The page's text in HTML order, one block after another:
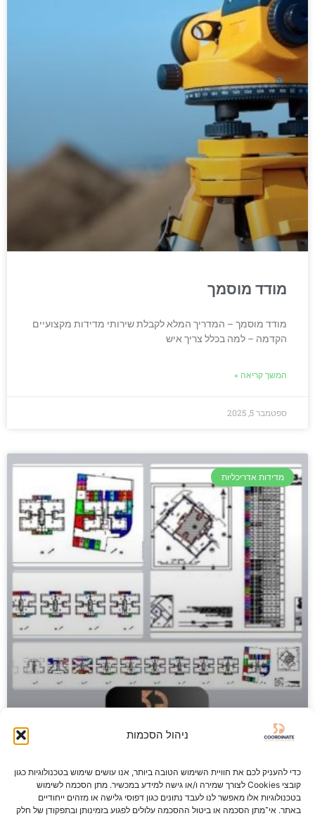
ניהול הסכמות
כדי להעניק לכם את חוויית השימוש הטובה ביותר, אנו עושים שימוש בטכנולוגיות כגון
קובצי Cookies לצורך שמירה ו/או גישה למידע במכשיר. מתן הסכמה לשימוש
בטכנולוגיות אלו מאפשר לנו לעבד נתונים כגון דפוסי גלישה או מזהים ייחודיים
באתר. אי־מתן הסכמה או ביטול ההסכמה עלולים לפגוע בזמינותן ובתפקודן של חלק
מודד מוסמך
מודד מוסמך – המדריך המלא לקבלת שירותי מדידות מקצועיים
הקדמה – למה בכלל צריך איש
המשך קריאה »
ספטמבר 5, 2025
מדידות אדריכליות
תשריט בית משותף